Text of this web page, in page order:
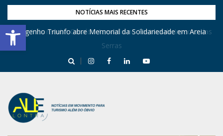
Barra de Ferramentas Aberta
NOTÍCIAS MAIS RECENTES
Dona Inês recebe Geraldo Azevedo no Festival de Inverno das
Serras
Engenho Triunfo abre Memorial da Solidariedade em Areia